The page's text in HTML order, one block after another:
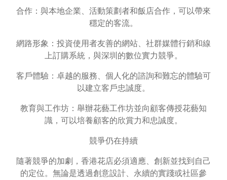
合作：與本地企業、活動策劃者和飯店合作，可以帶來
穩定的客流。
網路形象：投資使用者友善的網站、社群媒體行銷和線
上訂購系統，與深圳的數位實力競爭。
客戶體驗：卓越的服務、個人化的諮詢和難忘的體驗可
以建立客戶忠誠度。
教育與工作坊：舉辦花藝工作坊並向顧客傳授花藝知
識，可以培養顧客的欣賞力和忠誠度。
競爭仍在持續
隨著競爭的加劇，香港花店必須適應、創新並找到自己
的定位。無論是透過創意設計、永續的實踐或社區參